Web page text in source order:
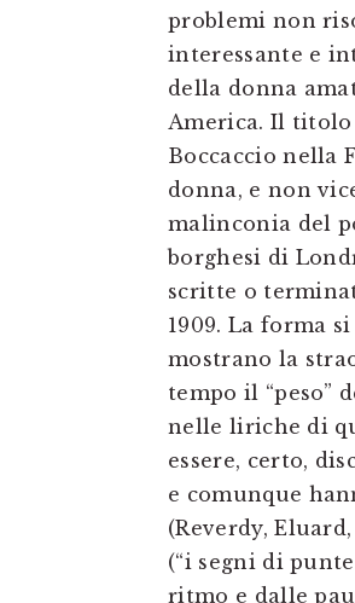
problemi non
interessante e
della donna
America. Il titolo
Boccaccio nella
donna, e non
malinconia del
borghesi di
scritte o
1909. La forma
mostrano la
tempo il “peso”
nelle liriche di
essere, certo,
e comunque
(Reverdy,
(“i segni di
ritmo e dalle